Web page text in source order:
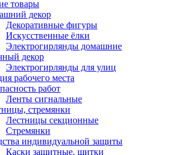
товары
декор
Декоративные фигуры
Искусственные ёлки
Электрогирлянды домашние
декор
Электрогирлянды для улиц
рабочего места
работ
Ленты сигнальные
стремянки
Лестницы секционные
Стремянки
индивидуальной защиты
Каски защитные, щитки